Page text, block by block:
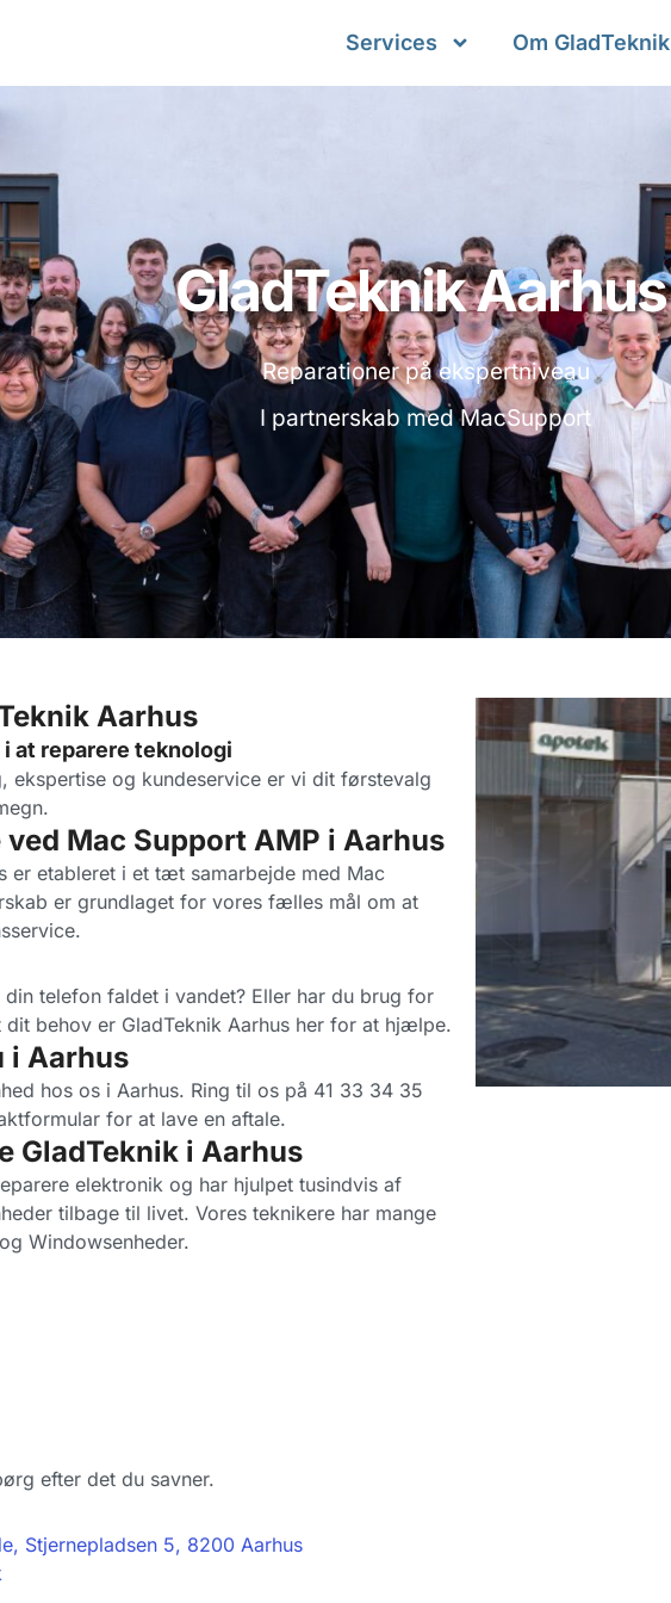
Services Om GladTeknik
GladTeknik Aarhus
Reparationer på ekspertniveau
I partnerskab med MacSupport
Aarhus
at reparere teknologi
ekspertise og kundeservice er vi dit førstevalg
Mac Support AMP i Aarhus
er etableret i et tæt samarbejde med Mac
er grundlaget for vores fælles mål om at
telefon faldet i vandet? Eller har du brug for
behov er GladTeknik Aarhus her for at hjælpe.
i Aarhus
hos os i Aarhus. Ring til os på 41 33 34 35
for at lave en aftale.
GladTeknik i Aarhus
elektronik og har hjulpet tusindvis af
tilbage til livet. Vores teknikere har mange
Windowsenheder.
efter det du savner.
Stjernepladsen 5, 8200 Aarhus